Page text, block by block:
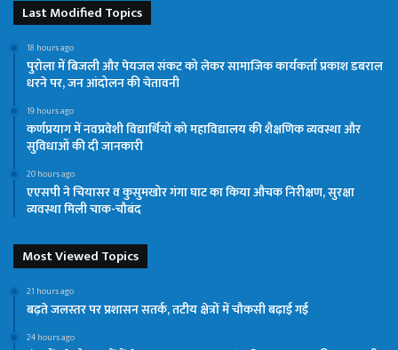
Last Modified Topics
18 hours ago
पुरोला में बिजली और पेयजल संकट को लेकर सामाजिक कार्यकर्ता प्रकाश डबराल
धरने पर, जन आंदोलन की चेतावनी
19 hours ago
कर्णप्रयाग में नवप्रवेशी विद्यार्थियों को महाविद्यालय की शैक्षणिक व्यवस्था और
सुविधाओं की दी जानकारी
20 hours ago
एएसपी ने चियासर व कुसुमखोर गंगा घाट का किया औचक निरीक्षण, सुरक्षा
व्यवस्था मिली चाक-चौबंद
Most Viewed Topics
21 hours ago
बढ़ते जलस्तर पर प्रशासन सतर्क, तटीय क्षेत्रों में चौकसी बढ़ाई गई
24 hours ago